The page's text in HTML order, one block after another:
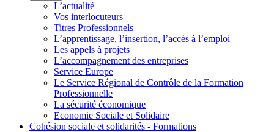
L’actualité
Vos interlocuteurs
Titres Professionnels
L’apprentissage, l’insertion, l’accès à l’emploi
Les appels à projets
L’accompagnement des entreprises
Service Europe
Le Service Régional de Contrôle de la Formation
Professionnelle
La sécurité économique
Economie Sociale et Solidaire
Cohésion sociale et solidarités - Formations